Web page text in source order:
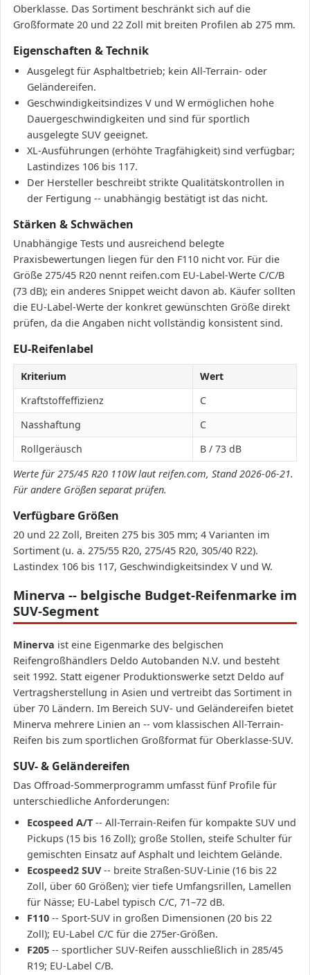
Oberklasse. Das Sortiment beschränkt sich auf die
Großformate 20 und 22 Zoll mit breiten Profilen ab 275 mm.
Eigenschaften & Technik
Ausgelegt für Asphaltbetrieb; kein All-Terrain- oder
Geländereifen.
Geschwindigkeitsindizes V und W ermöglichen hohe
Dauergeschwindigkeiten und sind für sportlich
ausgelegte SUV geeignet.
XL-Ausführungen (erhöhte Tragfähigkeit) sind verfügbar;
Lastindizes 106 bis 117.
Der Hersteller beschreibt strikte Qualitätskontrollen in
der Fertigung -- unabhängig bestätigt ist das nicht.
Stärken & Schwächen
Unabhängige Tests und ausreichend belegte
Praxisbewertungen liegen für den F110 nicht vor. Für die
Größe 275/45 R20 nennt reifen.com EU-Label-Werte C/C/B
(73 dB); ein anderes Snippet weicht davon ab. Käufer sollten
die EU-Label-Werte der konkret gewünschten Größe direkt
prüfen, da die Angaben nicht vollständig konsistent sind.
EU-Reifenlabel
Kriterium
Wert
Kraftstoffeffizienz
C
Nasshaftung
C
Rollgeräusch
B / 73 dB
Werte für 275/45 R20 110W laut reifen.com, Stand 2026-06-21.
Für andere Größen separat prüfen.
Verfügbare Größen
20 und 22 Zoll, Breiten 275 bis 305 mm; 4 Varianten im
Sortiment (u. a. 275/55 R20, 275/45 R20, 305/40 R22).
Lastindex 106 bis 117, Geschwindigkeitsindex V und W.
Minerva -- belgische Budget-Reifenmarke im
SUV-Segment
Minerva ist eine Eigenmarke des belgischen
Reifengroßhändlers Deldo Autobanden N.V. und besteht
seit 1992. Statt eigener Produktionswerke setzt Deldo auf
Vertragsherstellung in Asien und vertreibt das Sortiment in
über 70 Ländern. Im Bereich SUV- und Geländereifen bietet
Minerva mehrere Linien an -- vom klassischen All-Terrain-
Reifen bis zum sportlichen Großformat für Oberklasse-SUV.
SUV- & Geländereifen
Das Offroad-Sommerprogramm umfasst fünf Profile für
unterschiedliche Anforderungen:
Ecospeed A/T -- All-Terrain-Reifen für kompakte SUV und
Pickups (15 bis 16 Zoll); große Stollen, steife Schulter für
gemischten Einsatz auf Asphalt und leichtem Gelände.
Ecospeed2 SUV-- breite Straßen-SUV-Linie (16 bis 22
Zoll, über 60 Größen); vier tiefe Umfangsrillen, Lamellen
für Nässe; EU-Label typisch C/C, 71–72 dB.
F110 -- Sport-SUV in großen Dimensionen (20 bis 22
Zoll); EU-Label C/C für die 275er-Größen.
F205 -- sportlicher SUV-Reifen ausschließlich in 285/45
R19; EU-Label C/B.